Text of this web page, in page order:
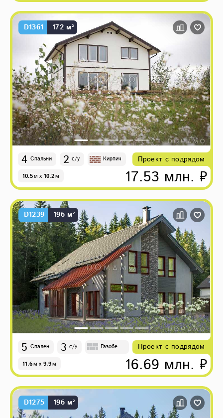
D1361 172 м²
4 Спальни 2 с/у Кирпич
10.5м x 10.2м
Проект с подрядом
17.53 млн. ₽
D1239 196 м²
5 Спален 3 с/у
Газобето
11.6м x 9.9м
Проект с подрядом
16.69 млн. ₽
D1275 196 м²